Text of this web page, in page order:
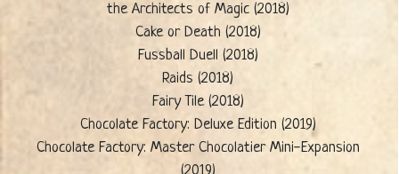
the Architects of Magic (2018)
Cake or Death (2018)
Fussball Duell (2018)
Raids (2018)
Fairy Tile (2018)
Chocolate Factory: Deluxe Edition (2019)
Chocolate Factory: Master Chocolatier Mini-Expansion